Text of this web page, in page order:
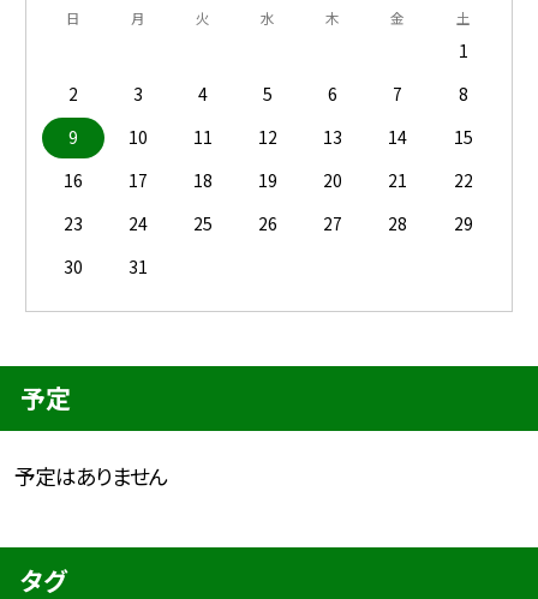
日 月 火 水 木 金 土
1
2
3 4 5 6 7
8
9
10 11 12 13 14
15
16
17 18 19 20 21
22
23
24 25 26 27 28
29
30
31
予定
予定はありません
タグ